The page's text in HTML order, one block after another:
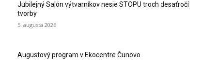
Jubilejný Salón výtvarníkov nesie STOPU troch desaťročí
tvorby
5. augusta 2026
Augustový program v Ekocentre Čunovo